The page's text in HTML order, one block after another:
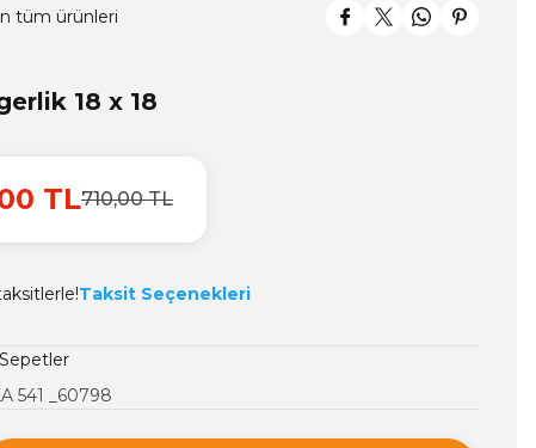
tüm ürünleri
18 x 18
TL710,00 TL
Taksit Seçenekleri
541 _60798